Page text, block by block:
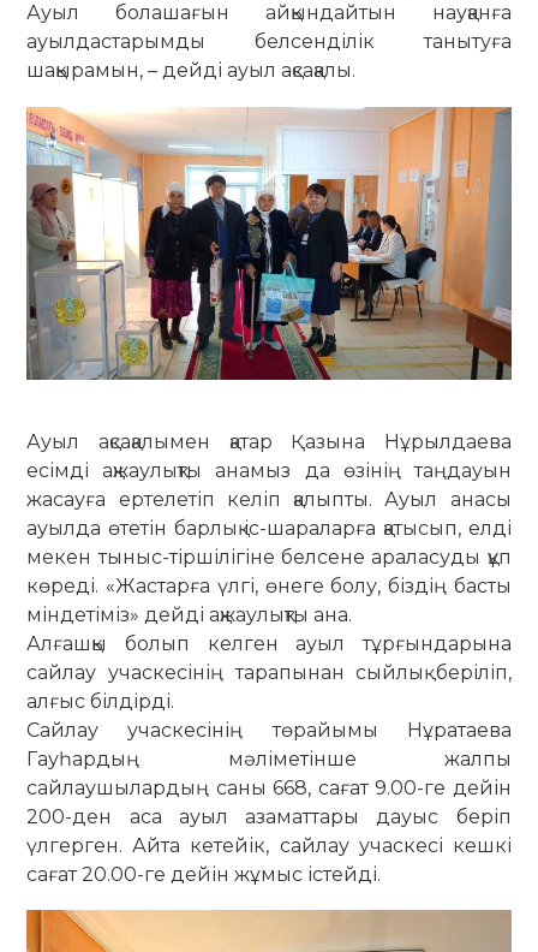
Ауыл болашағын айқындайтын науқанға
ауылдастарымды белсенділік танытуға
шақырамын, – дейді ауыл ақсақалы.
Ауыл ақсақалымен қатар Қазына Нұрылдаева
есімді ақжаулықты анамыз да өзінің таңдауын
жасауға ертелетіп келіп қалыпты. Ауыл анасы
ауылда өтетін барлық іс-шараларға қатысып, елді
мекен тыныс-тіршілігіне белсене араласуды құп
көреді. «Жастарға үлгі, өнеге болу, біздің басты
міндетіміз» дейді ақжаулықты ана.
Алғашқы болып келген ауыл тұрғындарына
сайлау учаскесінің тарапынан сыйлық беріліп,
алғыс білдірді.
Сайлау учаскесінің төрайымы Нұратаева
Гауһардың мәліметінше жалпы
сайлаушылардың саны 668, сағат 9.00-ге дейін
200-ден аса ауыл азаматтары дауыс беріп
үлгерген. Айта кетейік, сайлау учаскесі кешкі
сағат 20.00-ге дейін жұмыс істейді.